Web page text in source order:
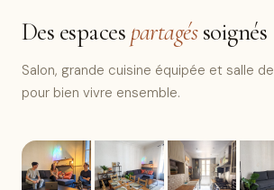
Des espaces partagéssoignés
Salon, grande cuisine équipée et salle
pour bien vivre ensemble.